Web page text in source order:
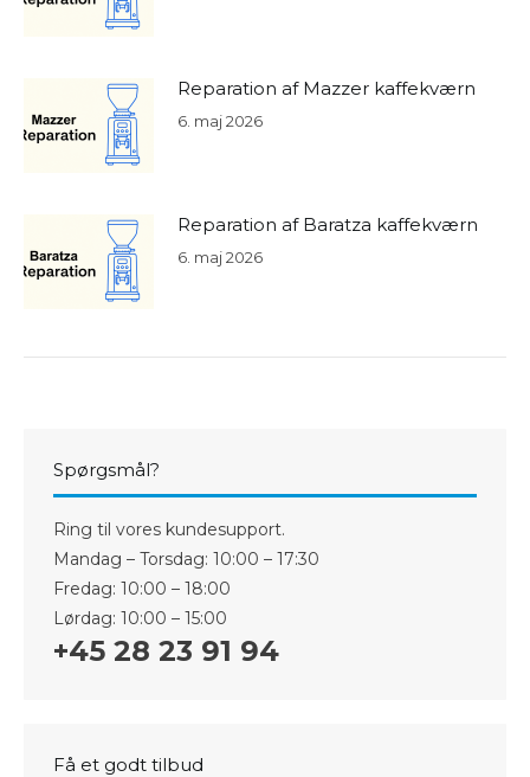
Reparation af Mazzer kaffekværn
6. maj 2026
Reparation af Baratza kaffekværn
6. maj 2026
Spørgsmål?
Ring til vores kundesupport.
Mandag – Torsdag: 10:00 – 17:30
Fredag: 10:00 – 18:00
Lørdag: 10:00 – 15:00
+45 28 23 91 94
Få et godt tilbud